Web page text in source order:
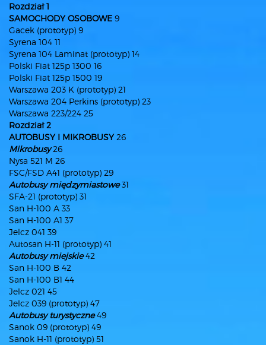
Rozdział 1
SAMOCHODY OSOBOWE 9
Gacek (prototyp) 9
Syrena 104 11
Syrena 104 Laminat (prototyp) 14
Polski Fiat 125p 1300 16
Polski Fiat 125p 1500 19
Warszawa 203 K (prototyp) 21
Warszawa 204 Perkins (prototyp) 23
Warszawa 223/224 25
Rozdział 2
AUTOBUSY I MIKROBUSY26
Mikrobusy26
Nysa 521 M 26
FSC/FSD A41 (prototyp) 29
Autobusy międzymiastowe31
SFA-21 (prototyp) 31
San H-100 A 33
San H-100 A1 37
Jelcz 041 39
Autosan H-11 (prototyp) 41
Autobusy miejskie42
San H-100 B 42
San H-100 B1 44
Jelcz 021 45
Jelcz 039 (prototyp) 47
Autobusy turystyczne49
Sanok 09 (prototyp) 49
Sanok H-11 (prototyp) 51